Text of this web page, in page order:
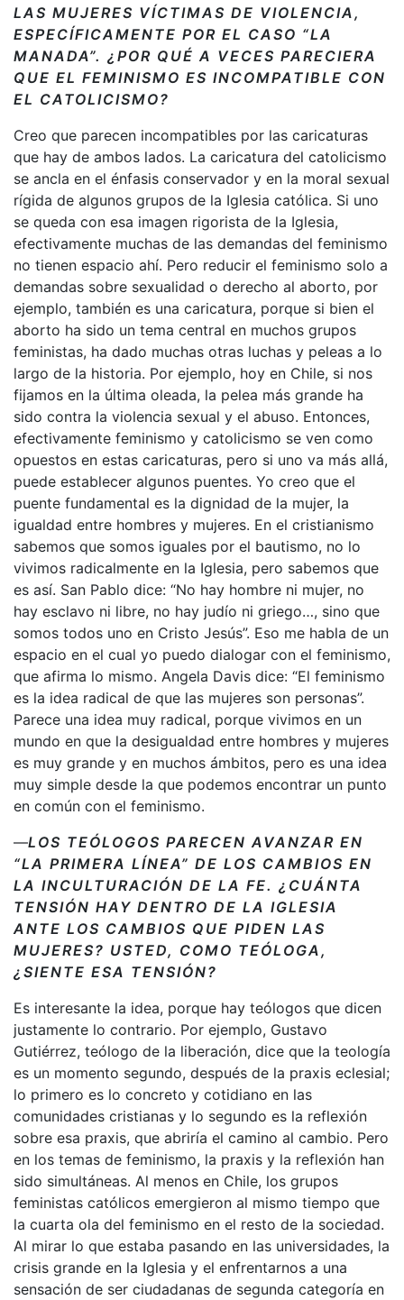
LAS MUJERES VÍCTIMAS DE VIOLENCIA,
ESPECÍFICAMENTE POR EL CASO “LA
MANADA”. ¿POR QUÉ A VECES PARECIERA
QUE EL FEMINISMO ES INCOMPATIBLE CON
EL CATOLICISMO?
Creo que parecen incompatibles por las caricaturas
que hay de ambos lados. La caricatura del catolicismo
se ancla en el énfasis conservador y en la moral sexual
rígida de algunos grupos de la Iglesia católica. Si uno
se queda con esa imagen rigorista de la Iglesia,
efectivamente muchas de las demandas del feminismo
no tienen espacio ahí. Pero reducir el feminismo solo a
demandas sobre sexualidad o derecho al aborto, por
ejemplo, también es una caricatura, porque si bien el
aborto ha sido un tema central en muchos grupos
feministas, ha dado muchas otras luchas y peleas a lo
largo de la historia. Por ejemplo, hoy en Chile, si nos
fijamos en la última oleada, la pelea más grande ha
sido contra la violencia sexual y el abuso. Entonces,
efectivamente feminismo y catolicismo se ven como
opuestos en estas caricaturas, pero si uno va más allá,
puede establecer algunos puentes. Yo creo que el
puente fundamental es la dignidad de la mujer, la
igualdad entre hombres y mujeres. En el cristianismo
sabemos que somos iguales por el bautismo, no lo
vivimos radicalmente en la Iglesia, pero sabemos que
es así. San Pablo dice: “No hay hombre ni mujer, no
hay esclavo ni libre, no hay judío ni griego…, sino que
somos todos uno en Cristo Jesús”. Eso me habla de un
espacio en el cual yo puedo dialogar con el feminismo,
que afirma lo mismo. Angela Davis dice: “El feminismo
es la idea radical de que las mujeres son personas”.
Parece una idea muy radical, porque vivimos en un
mundo en que la desigualdad entre hombres y mujeres
es muy grande y en muchos ámbitos, pero es una idea
muy simple desde la que podemos encontrar un punto
en común con el feminismo.
—LOS TEÓLOGOS PARECEN AVANZAR EN
“LA PRIMERA LÍNEA” DE LOS CAMBIOS EN
LA INCULTURACIÓN DE LA FE. ¿CUÁNTA
TENSIÓN HAY DENTRO DE LA IGLESIA
ANTE LOS CAMBIOS QUE PIDEN LAS
MUJERES? USTED, COMO TEÓLOGA,
¿SIENTE ESA TENSIÓN?
Es interesante la idea, porque hay teólogos que dicen
justamente lo contrario. Por ejemplo, Gustavo
Gutiérrez, teólogo de la liberación, dice que la teología
es un momento segundo, después de la praxis eclesial;
lo primero es lo concreto y cotidiano en las
comunidades cristianas y lo segundo es la reflexión
sobre esa praxis, que abriría el camino al cambio. Pero
en los temas de feminismo, la praxis y la reflexión han
sido simultáneas. Al menos en Chile, los grupos
feministas católicos emergieron al mismo tiempo que
la cuarta ola del feminismo en el resto de la sociedad.
Al mirar lo que estaba pasando en las universidades, la
crisis grande en la Iglesia y el enfrentarnos a una
sensación de ser ciudadanas de segunda categoría en